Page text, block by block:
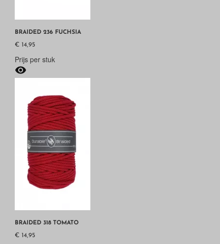
BRAIDED 236 FUCHSIA
€ 14,95
Prijs per stuk

BRAIDED 318 TOMATO
€ 14,95